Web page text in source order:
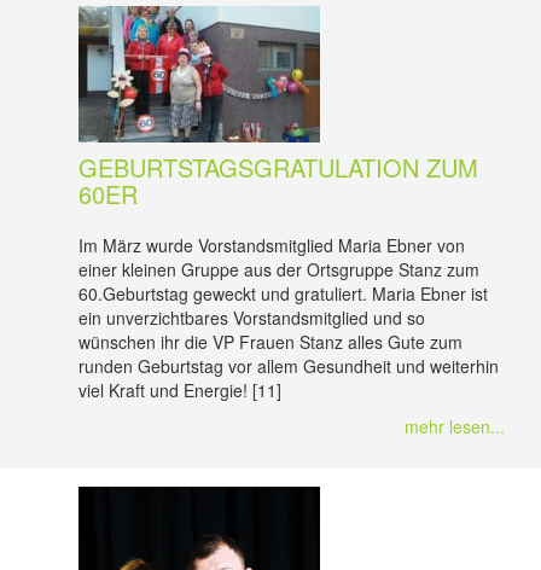
GEBURTSTAGSGRATULATION ZUM
60ER
Im März wurde Vorstandsmitglied Maria Ebner von
einer kleinen Gruppe aus der Ortsgruppe Stanz zum
60.Geburtstag geweckt und gratuliert. Maria Ebner ist
ein unverzichtbares Vorstandsmitglied und so
wünschen ihr die VP Frauen Stanz alles Gute zum
runden Geburtstag vor allem Gesundheit und weiterhin
viel Kraft und Energie! [11]
mehr lesen...